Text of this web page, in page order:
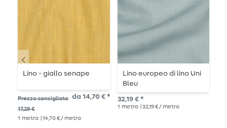
Lino - giallo senape
Prezzo consigliato
17,29 €
da 14,70 € *
1 metro | 14,70 € / metro
Lino europeo di lino Uni
Bleu
32,19 € *
1 metro | 32,19 € / metro